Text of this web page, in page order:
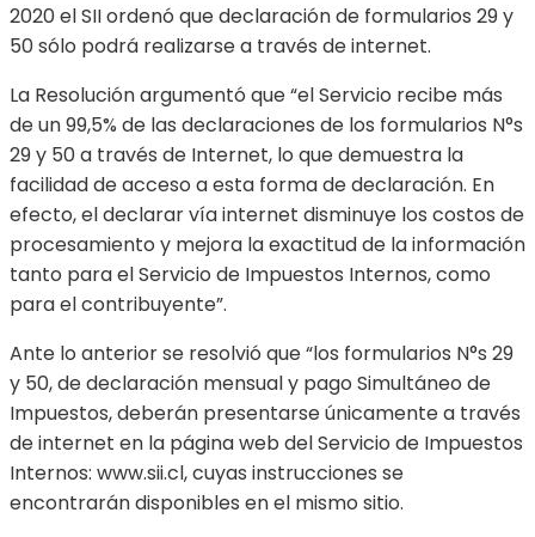
2020 el SII ordenó que declaración de formularios 29 y
50 sólo podrá realizarse a través de internet.
La Resolución argumentó que “el Servicio recibe más
de un 99,5% de las declaraciones de los formularios N°s
29 y 50 a través de Internet, lo que demuestra la
facilidad de acceso a esta forma de declaración. En
efecto, el declarar vía internet disminuye los costos de
procesamiento y mejora la exactitud de la información
tanto para el Servicio de Impuestos Internos, como
para el contribuyente”.
Ante lo anterior se resolvió que “los formularios N°s 29
y 50, de declaración mensual y pago Simultáneo de
Impuestos, deberán presentarse únicamente a través
de internet en la página web del Servicio de Impuestos
Internos: www.sii.cl, cuyas instrucciones se
encontrarán disponibles en el mismo sitio.